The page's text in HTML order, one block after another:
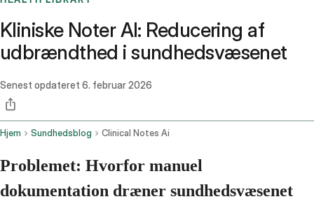
Kliniske Noter AI: Reducering af
udbrændthed i sundhedsvæsenet
Senest opdateret 6. februar 2026
Hjem Sundhedsblog Clinical Notes Ai
Problemet: Hvorfor manuel
dokumentation dræner sundhedsvæsenet